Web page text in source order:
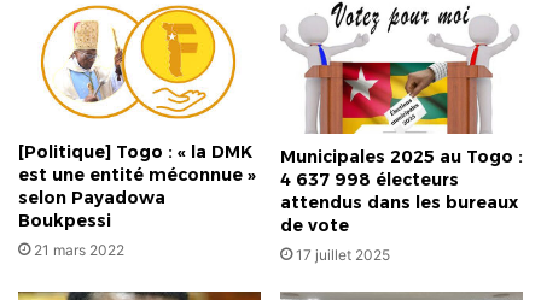
[Politique] Togo : « la DMK
est une entité méconnue »
selon Payadowa
Boukpessi
21 mars 2022
Municipales 2025 au Togo :
4 637 998 électeurs
attendus dans les bureaux
de vote
17 juillet 2025